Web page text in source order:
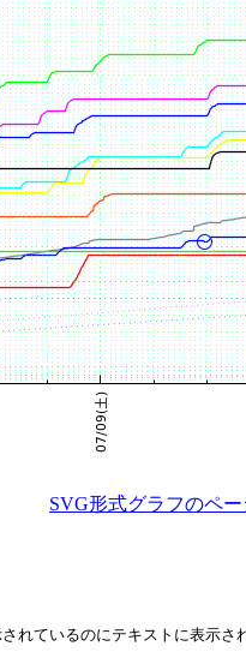
SVG形式グラフのペ
ているのにテキストに表示